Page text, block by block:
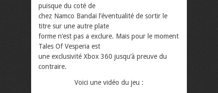
puisque du coté de
chez Namco Bandai l’éventualité de sortir le
titre sur une autre plate
forme n’est pas a exclure. Mais pour le moment
Tales Of Vesperia est
une exclusivité Xbox 360 jusqu’à preuve du
contraire.
Voici une vidéo du jeu :